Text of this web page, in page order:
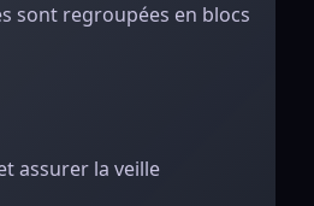
sont regroupées en blocs
assurer la veille